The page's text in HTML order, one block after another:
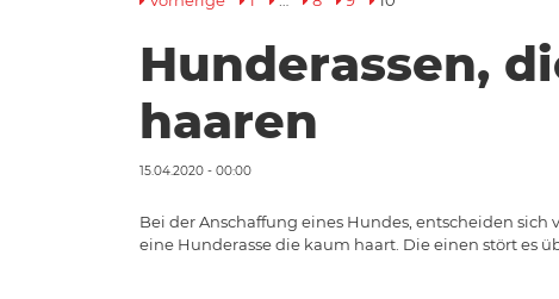
Hunderassen,
haaren
15.04.2020 - 00:00
Bei der Anschaffung eines Hundes, entscheiden sich
eine Hunderasse die kaum haart. Die einen stört es